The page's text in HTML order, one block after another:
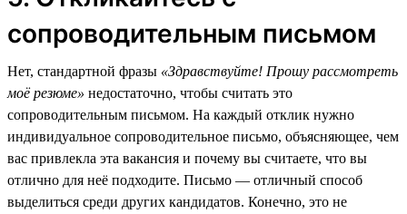
сопроводительным письмом
Нет, стандартной фразы «Здравствуйте! Прошу рассмотреть
моё резюме» недостаточно, чтобы считать это
сопроводительным письмом. На каждый отклик нужно
индивидуальное сопроводительное письмо, объясняющее, чем
вас привлекла эта вакансия и почему вы считаете, что вы
отлично для неё подходите. Письмо — отличный способ
выделиться среди других кандидатов. Конечно, это не